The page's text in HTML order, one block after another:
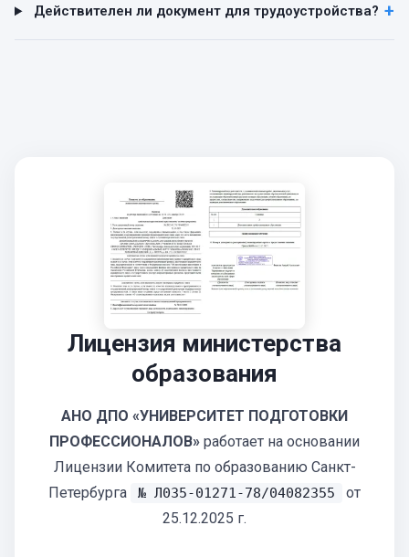
Действителен ли документ для трудоустройства?
Лицензия министерства
образования
АНО ДПО «УНИВЕРСИТЕТ ПОДГОТОВКИ
ПРОФЕССИОНАЛОВ» работает на основании
Лицензии Комитета по образованию Санкт-
Петербурга
№ Л035-01271-78/04082355
от
25.12.2025 г.